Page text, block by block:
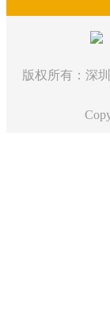
版权所有：深